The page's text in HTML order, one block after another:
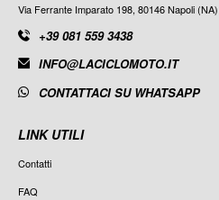
Via Ferrante Imparato 198, 80146 Napoli (NA)
+39 081 559 3438
INFO@LACICLOMOTO.IT
CONTATTACI SU WHATSAPP
LINK UTILI
Contatti
FAQ